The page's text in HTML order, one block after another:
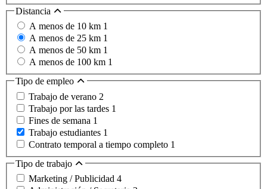
Distancia
A menos de 10 km 1
A menos de 25 km 1
A menos de 50 km 1
A menos de 100 km 1
Tipo de empleo
Trabajo de verano 2
Trabajo por las tardes 1
Fines de semana 1
Trabajo estudiantes 1
Contrato temporal a tiempo completo 1
Tipo de trabajo
Marketing / Publicidad 4